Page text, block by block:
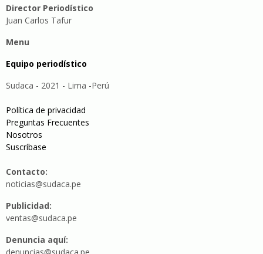
Director Periodístico
Juan Carlos Tafur
Menu
Equipo periodístico
Sudaca - 2021 - Lima -Perú
Política de privacidad
Preguntas Frecuentes
Nosotros
Suscríbase
Contacto:
noticias@sudaca.pe
Publicidad:
ventas@sudaca.pe
Denuncia aquí: